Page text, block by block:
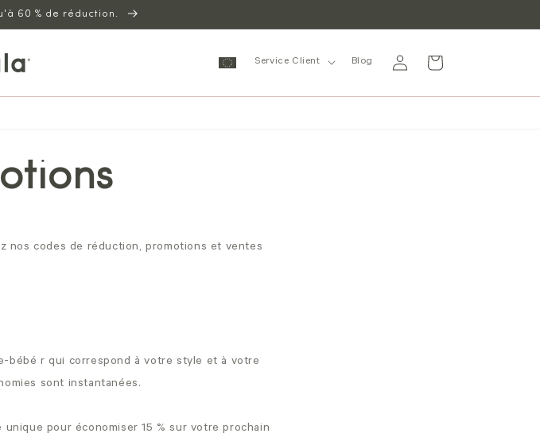
60 % de réduction.
Service Client Blog
connecter
Panier
nos codes de réduction, promotions et ventes
bébé r qui correspond à votre style et à votre
sont instantanées.
pour économiser 15 % sur votre prochain